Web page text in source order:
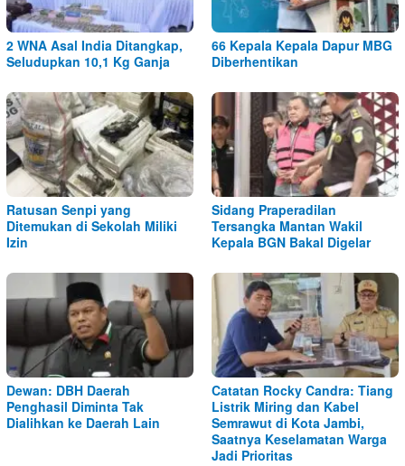
2 WNA Asal India Ditangkap,
Seludupkan 10,1 Kg Ganja
66 Kepala Kepala Dapur MBG
Diberhentikan
Ratusan Senpi yang
Ditemukan di Sekolah Miliki
Izin
Sidang Praperadilan
Tersangka Mantan Wakil
Kepala BGN Bakal Digelar
Dewan: DBH Daerah
Penghasil Diminta Tak
Dialihkan ke Daerah Lain
Catatan Rocky Candra: Tiang
Listrik Miring dan Kabel
Semrawut di Kota Jambi,
Saatnya Keselamatan Warga
Jadi Prioritas